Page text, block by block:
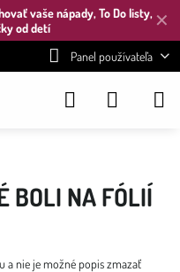
✕
vaše nápady, To Do listy,
od detí
Panel používateľa
BOLI NA FÓLIÍ
a nie je možné popis zmazať